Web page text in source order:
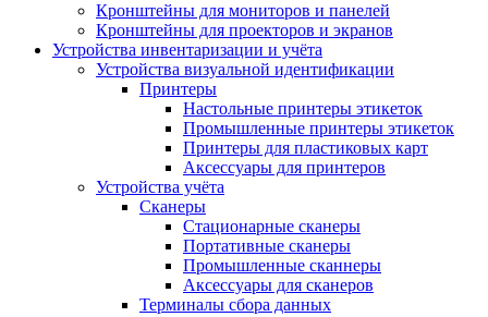
Кронштейны для мониторов и панелей
Кронштейны для проекторов и экранов
Устройства инвентаризации и учёта
Устройства визуальной идентификации
Принтеры
Настольные принтеры этикеток
Промышленные принтеры этикеток
Принтеры для пластиковых карт
Аксессуары для принтеров
Устройства учёта
Сканеры
Стационарные сканеры
Портативные сканеры
Промышленные сканнеры
Аксессуары для сканеров
Терминалы сбора данных